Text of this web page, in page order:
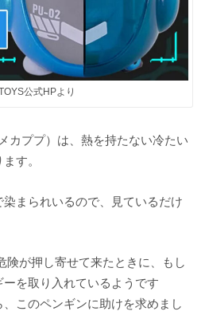
公式HPより
カププ）は、熱を持たない冷たい
す。
まられいるので、見ているだけ
険が押し寄せて来たときに、もし
を取り入れているようです
このペンギンに助けを求めまし